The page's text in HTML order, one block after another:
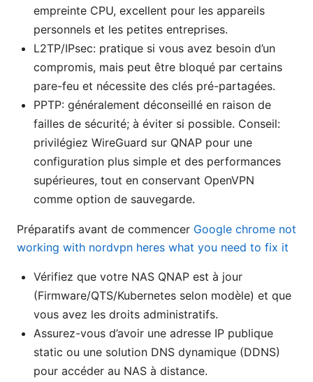
empreinte CPU, excellent pour les appareils
personnels et les petites entreprises.
L2TP/IPsec: pratique si vous avez besoin d’un
compromis, mais peut être bloqué par certains
pare-feu et nécessite des clés pré-partagées.
PPTP: généralement déconseillé en raison de
failles de sécurité; à éviter si possible. Conseil:
privilégiez WireGuard sur QNAP pour une
configuration plus simple et des performances
supérieures, tout en conservant OpenVPN
comme option de sauvegarde.
Préparatifs avant de commencer Google chrome not
working with nordvpn heres what you need to fix it
Vérifiez que votre NAS QNAP est à jour
(Firmware/QTS/Kubernetes selon modèle) et que
vous avez les droits administratifs.
Assurez-vous d’avoir une adresse IP publique
static ou une solution DNS dynamique (DDNS)
pour accéder au NAS à distance.